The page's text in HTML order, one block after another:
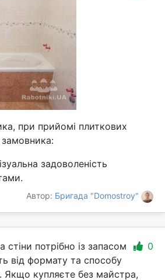
при прийомі плиткових
замовника:
задоволеність
Автор: Бригада "Domostroy"
0
стіни потрібно із запасом
від формату та способу
Якщо купляєте без майстра,